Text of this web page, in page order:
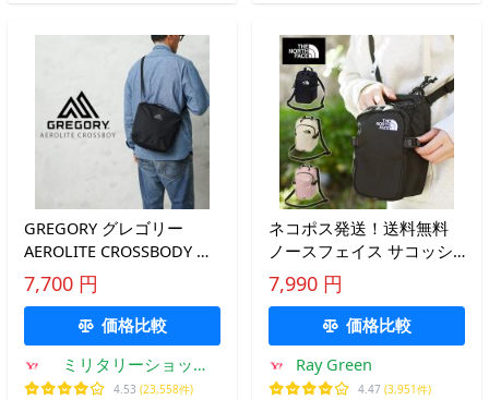
GREGORY グレゴリー
AEROLITE CROSSBODY エ
アロライト クロスボディ
【T】
7,700 円
価格比較
ミリタリーショップ
WAIPER
4.53 (23,558件)
ネコポス発送！送料無料
ノースフェイス サコッシ
ュ ショルダーポーチ レデ
ィース メンズ 3L THE
NORTH FACE ボルダーミ
ニショルダー NM72358
2026春夏新色
7,990 円
価格比較
Ray Green
4.47 (3,951件)